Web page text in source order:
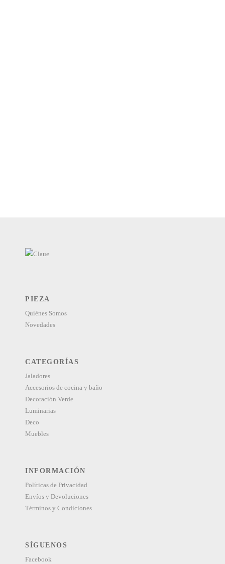
PIEZA
Quiénes Somos
Novedades
CATEGORÍAS
Jaladores
Accesorios de cocina y baño
Decoración Verde
Luminarias
Deco
Muebles
INFORMACIÓN
Políticas de Privacidad
Envíos y Devoluciones
Términos y Condiciones
SÍGUENOS
Facebook